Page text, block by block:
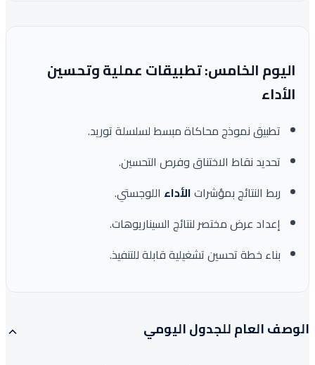
اليوم الخامس: تطبيقات عملية وتحسين
الأداء
تطبيق نموذج محاكاة مبسط لسلسلة توريد.
تحديد نقاط الاختناق وفرص التحسين.
ربط النتائج بمؤشراتالأداء اللوجستي.
إعداد عرض مختصر لنتائج السيناريوهات.
بناء خطة تحسين تشغيلية قابلة للتنفيذ.
الوصف العام للجدول اليومي